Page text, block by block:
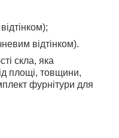
відтінком).
скла, яка
площі, товщини,
фурнітури для